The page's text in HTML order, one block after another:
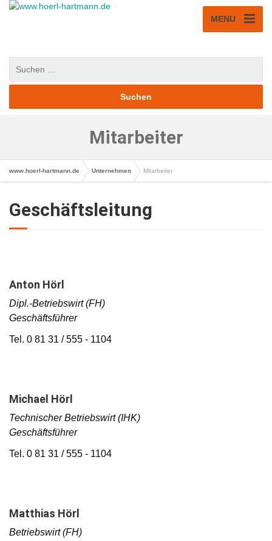
MENU
Mitarbeiter
www.hoerl-hartmann.de Unternehmen Mitarbeiter
Geschäftsleitung
Anton Hörl
Dipl.-Betriebswirt (FH)
Geschäftsführer
Tel. 0 81 31 / 555 - 1104
Michael Hörl
Technischer Betriebswirt (IHK)
Geschäftsführer
Tel. 0 81 31 / 555 - 1104
Matthias Hörl
Betriebswirt (FH)